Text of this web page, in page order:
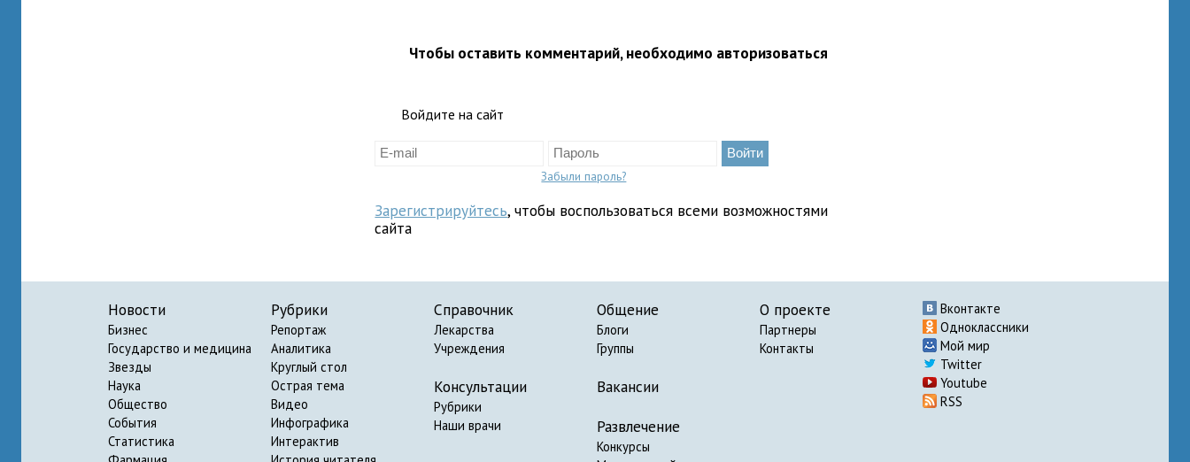
Чтобы оставить комментарий, необходимо авторизоваться
Войдите на сайт
Забыли пароль?
Зарегистрируйтесь, чтобы воспользоваться всеми возможностями
сайта
Новости
Бизнес
Государство и медицина
Звезды
Наука
Общество
События
Статистика
Рубрики
Репортаж
Аналитика
Круглый стол
Острая тема
Видео
Инфографика
Интерактив
Справочник
Лекарства
Учреждения
Консультации
Рубрики
Наши врачи
Общение
Блоги
Группы
Вакансии
Развлечение
Конкурсы
О проекте
Партнеры
Контакты
Вконтакте
Одноклассники
Мой мир
Twitter
Youtube
RSS